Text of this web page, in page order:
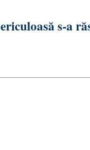
s-a